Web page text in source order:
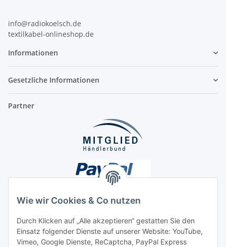
Wie wir Cookies & Co nutzen
Durch Klicken auf „Alle akzeptieren“ gestatten Sie den
Einsatz folgender Dienste auf unserer Website: YouTube,
Vimeo, Google Dienste, ReCaptcha, PayPal Express
info@radiokoelsch.de
textilkabel-onlineshop.de
Informationen
Gesetzliche Informationen
Partner
Unsere Seiten